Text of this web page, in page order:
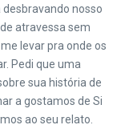
nosso
atravessa sem
levar pra onde os
Pedi que uma
sua história de
a gostamos de Si
ao seu relato.